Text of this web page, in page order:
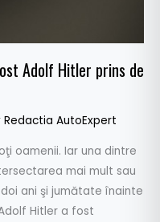
Adolf Hitler prins de
Redactia AutoExpert
oamenii. Iar una dintre
mai mult sau
ani şi jumătate înainte
Hitler a fost